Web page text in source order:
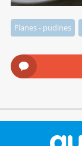
Flanes - pudines